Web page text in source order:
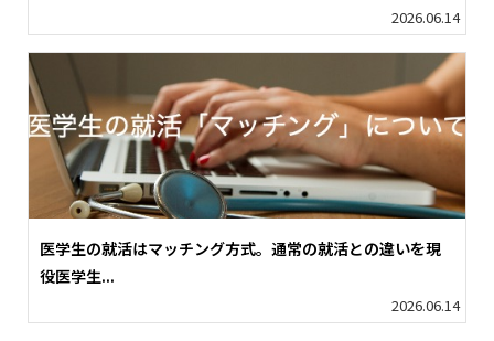
2026.06.14
医学生の就活はマッチング方式。通常の就活との違いを現
役医学生...
2026.06.14